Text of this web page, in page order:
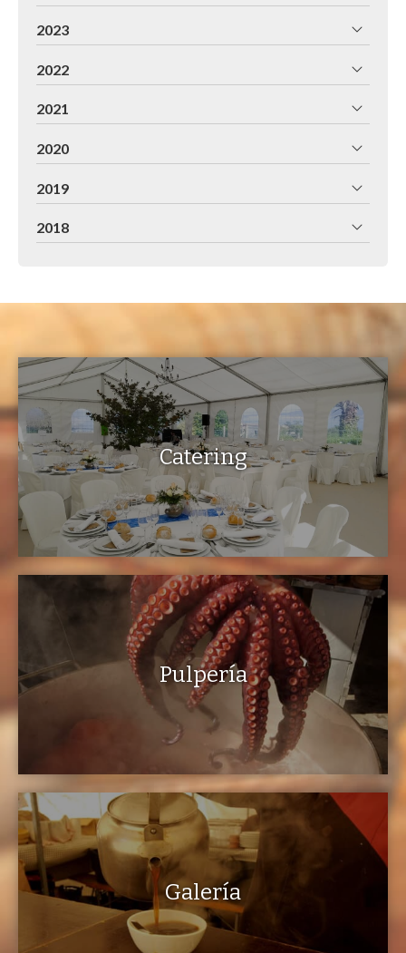
2023
2022
2021
2020
2019
2018
Catering
Pulpería
Galería